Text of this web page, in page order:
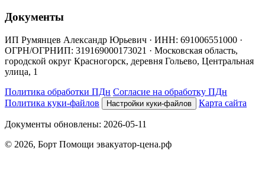
Документы
ИП Румянцев Александр Юрьевич · ИНН: 691006551000 ·
ОГРН/ОГРНИП: 319169000173021 · Московская область,
городской округ Красногорск, деревня Гольево, Центральная
улица, 1
Политика обработки ПДн Согласие на обработку ПДн
Политика куки-файлов
Настройки куки-файлов Карта сайта
Документы обновлены: 2026-05-11
© 2026, Борт Помощи эвакуатор-цена.рф